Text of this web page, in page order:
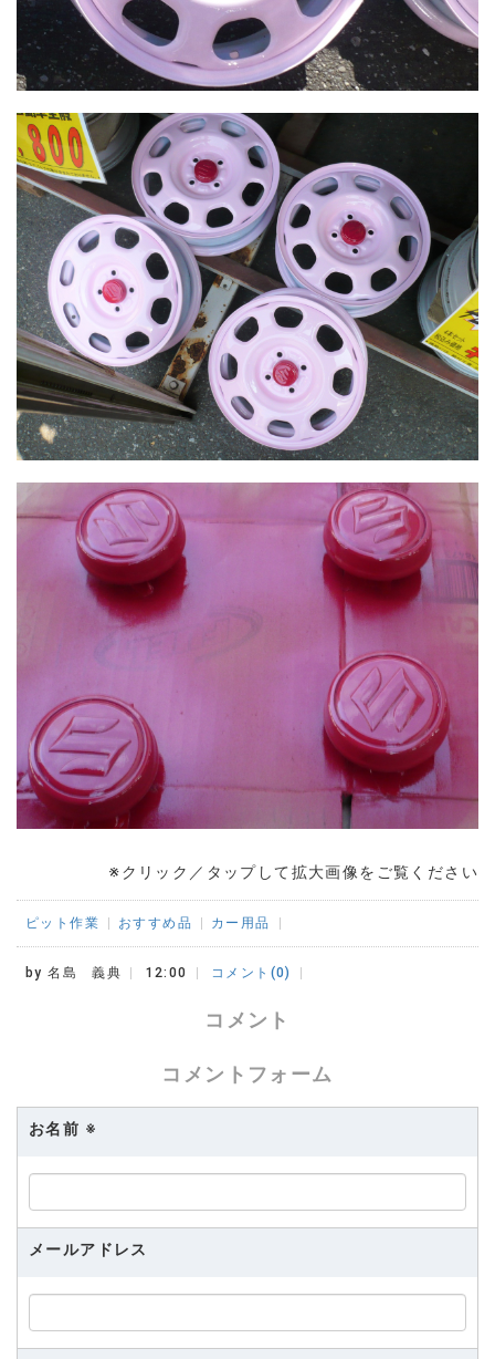
※クリック／タップして拡大画像をご覧ください
ピット作業 おすすめ品 カー用品
by名島 義典 12:00 コメント(0)
コメント
コメントフォーム
お名前 ※
メールアドレス